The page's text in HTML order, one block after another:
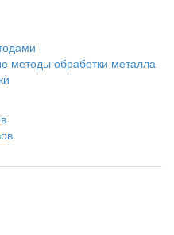
методы обработки металла